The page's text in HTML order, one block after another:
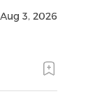
Aug 3, 2026